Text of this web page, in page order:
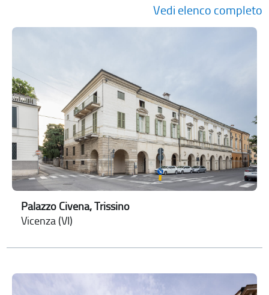
Vedi elenco completo
Palazzo Civena, Trissino
Vicenza (VI)